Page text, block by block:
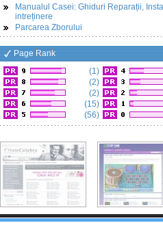
Manualul Casei: Ghiduri Reparații,
intreținere
Parcarea Zborului
Page Rank
(1)
(2)
(2)
(15)
(56)